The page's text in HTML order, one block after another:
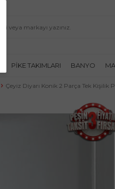
PIKE TAKIMLARI BANYO
Çeyiz Diyarı Konik 2 Parça Tek Kişilik